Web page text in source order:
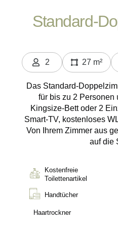
Standard-
2
Personen
27 m²
Das Standard-
für bis zu 2 Personen
Kingsize-Bett oder 2
Smart-TV, kostenloses
Von Ihrem Zimmer aus
auf die
Kostenfreie
Toilettenartikel
Handtücher
Haartrockner